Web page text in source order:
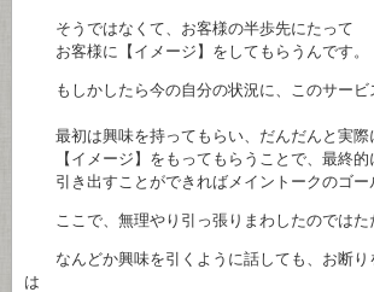
そうではなくて、お客様の半歩先にたって
お客様に【イメージ】をしてもらうんです。
もしかしたら今の自分の状況に、このサービ
最初は興味を持ってもらい、だんだんと実際
【イメージ】をもってもらうことで、最終的
引き出すことができればメイントークのゴー
ここで、無理やり引っ張りまわしたのではた
なんどか興味を引くように話しても、お断り
は